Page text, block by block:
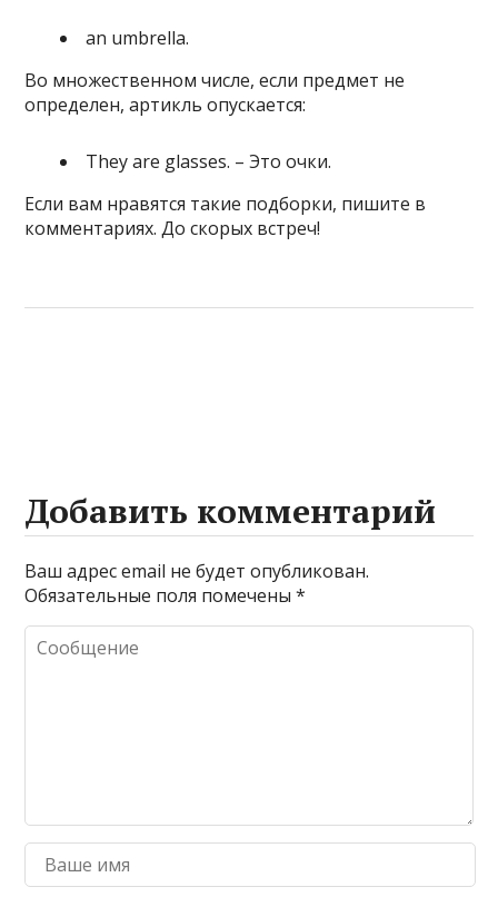
an umbrella.
Во множественном числе, если предмет не
определен, артикль опускается:
They are glasses. – Это очки.
Если вам нравятся такие подборки, пишите в
комментариях. До скорых встреч!
Добавить комментарий
Ваш адрес email не будет опубликован.
Обязательные поля помечены*